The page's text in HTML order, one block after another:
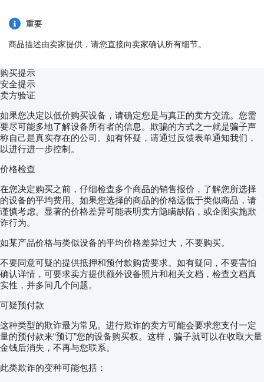
重要
商品描述由卖家提供，请您直接向卖家确认所有细节。
购买提示
安全提示
卖方验证
如果您决定以低价购买设备，请确定您是与真正的卖方交流。您需
要尽可能多地了解设备所有者的信息。欺骗的方式之一就是骗子声
称自己是真实存在的公司。如有怀疑，请通过反馈表单通知我们，
以进行进一步控制。
价格检查
在您决定购买之前，仔细检查多个商品的销售报价，了解您所选择
的设备的平均费用。如果您选择的商品的价格远低于类似商品，请
谨慎考虑。显著的价格差异可能表明卖方隐瞒缺陷，或企图实施欺
诈行为。
如某产品价格与类似设备的平均价格差异过大，不要购买。
不要同意可疑的提供抵押和预付款购货要求。如有疑问，不要害怕
确认详情，可要求卖方提供额外设备照片和相关文档，检查文档真
实性，并多问几个问题。
可疑预付款
这种类型的欺诈最为常见。进行欺诈的卖方可能会要求您支付一定
量的预付款来“预订”您的设备购买权。这样，骗子就可以在收取大量
金钱后消失，不再与您联系。
此类欺诈的变种可能包括：